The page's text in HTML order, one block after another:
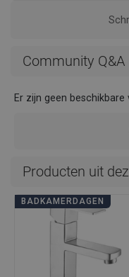
Community Q&A
Er zijn geen beschikbare
Producten uit
BADKAMERDAGEN